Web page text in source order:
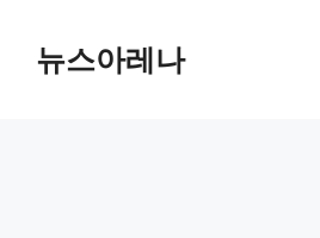
content뉴스아레나